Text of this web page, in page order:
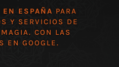
ESPAÑA PARA
Y SERVICIOS DE
CON LAS
EN GOOGLE.